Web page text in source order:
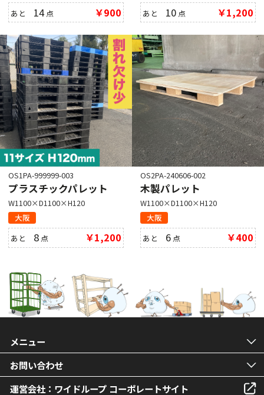
あと 14点 ￥900
あと 10 点 ￥1,200
OS1PA-999999-003
プラスチックパレット
W1100×D1100×H120
大阪
あと 8 点 ￥1,200
OS2PA-240606-002
木製パレット
W1100×D1100×H120
大阪
あと 6 点 ￥400
メニュー
お問い合わせ
運営会社：ワイドループ コーポレートサイト